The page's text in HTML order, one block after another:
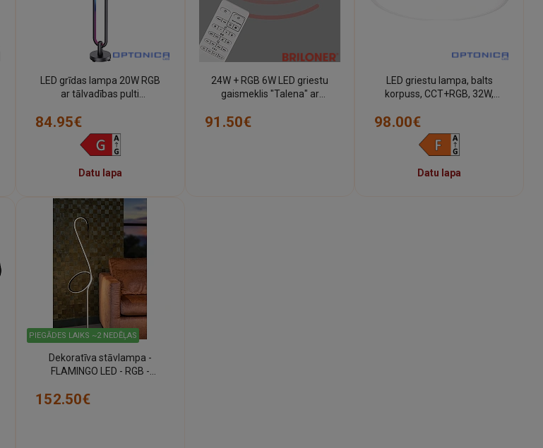
LED grīdas lampa 20W RGB
ar tālvadības pulti
84.95€
Datu lapa
24W + RGB 6W LED griestu
gaismeklis "Talena" ar
91.50€
LED griestu lampa, balts
korpuss, CCT+RGB, 32W,
(Optonica)
98.00€
Datu lapa
PIEGĀDES LAIKS ~2 NEDĒĻAS
Dekoratīva stāvlampa -
FLAMINGO LED - RGB -
152.50€